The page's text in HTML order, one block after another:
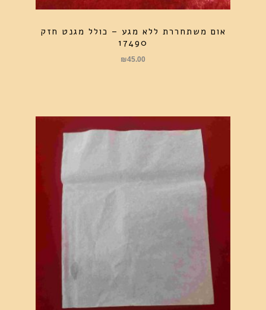
אום משתחררת ללא מגע – כולל מגנט חזק
17490
₪45.00